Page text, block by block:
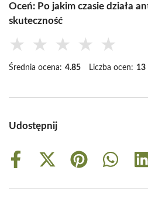
Oceń: Po jakim czasie działa
skuteczność
★ ★ ★ ★ ★
Średnia ocena: 4.85 Liczba ocen: 13
Udostępnij
Share
Share
(Twitter)
Share
Share